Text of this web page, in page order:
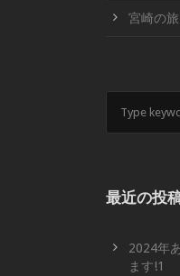
宮崎の旅
最近の投
2024年
ます!1